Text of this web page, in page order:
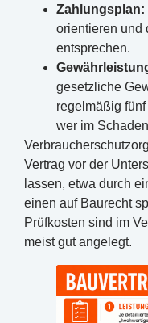
Zahlungsplan:
orientieren und
entsprechen.
gesetzliche
regelmäßig
wer im
Vertrag vor der
lassen, etwa durch
einen auf Baurecht
Prüfkosten sind im
meist gut angelegt.